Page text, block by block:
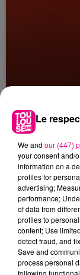
23 juillet 2026
Violent
Le
We and our (447)
your consent and/
information on a
profiles for
advertising;
performance;
of data from
profiles to
content; Use
detect fraud, and
Save and
process personal
following